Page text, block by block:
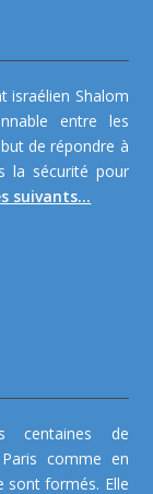
israélien Shalom
entre les
de répondre à
la sécurité pour
suivants...
centaines de
comme en
sont formés. Elle